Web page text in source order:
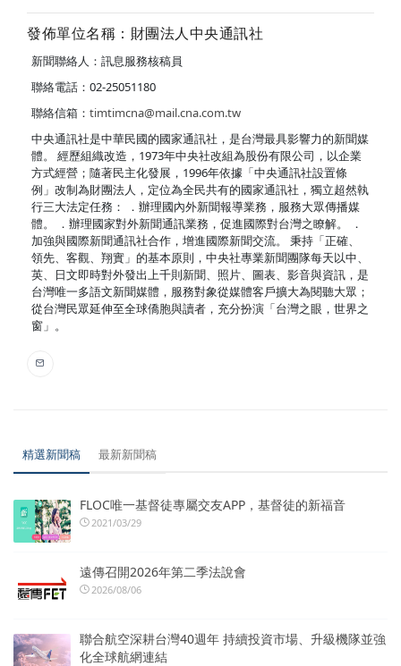
發佈單位名稱：財團法人中央通訊社
新聞聯絡人：訊息服務核稿員
聯絡電話：02-25051180
聯絡信箱： timtimcna@mail.cna.com.tw
中央通訊社是中華民國的國家通訊社，是台灣最具影響力的新聞媒
體。 經歷組織改造，1973年中央社改組為股份有限公司，以企業
方式經營；隨著民主化發展，1996年依據「中央通訊社設置條
例」改制為財團法人，定位為全民共有的國家通訊社，獨立超然執
行三大法定任務： ．辦理國內外新聞報導業務，服務大眾傳播媒
體。 ．辦理國家對外新聞通訊業務，促進國際對台灣之瞭解。 ．
加強與國際新聞通訊社合作，增進國際新聞交流。 秉持「正確、
領先、客觀、翔實」的基本原則，中央社專業新聞團隊每天以中、
英、日文即時對外發出上千則新聞、照片、圖表、影音與資訊，是
台灣唯一多語文新聞媒體，服務對象從媒體客戶擴大為閱聽大眾；
從台灣民眾延伸至全球僑胞與讀者，充分扮演「台灣之眼，世界之
窗」。
精選新聞稿 最新新聞稿
FLOC唯一基督徒專屬交友APP，基督徒的新福音
2021/03/29
遠傳召開2026年第二季法說會
2026/08/06
聯合航空深耕台灣40週年 持續投資市場、升級機隊並強
化全球航網連結